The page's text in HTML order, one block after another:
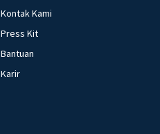
Kontak Kami
Press Kit
Bantuan
Karir